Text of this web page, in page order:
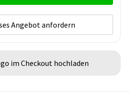
Angebot anfordern
im Checkout hochladen